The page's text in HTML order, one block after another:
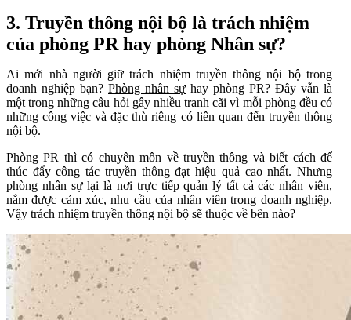
3. Truyền thông nội bộ là trách nhiệm
của phòng PR hay phòng Nhân sự?
Ai mới nhà người giữ trách nhiệm truyền thông nội bộ trong
doanh nghiệp bạn? Phòng nhân sự hay phòng PR? Đây vẫn là
một trong những câu hỏi gây nhiều tranh cãi vì mỗi phòng đều có
những công việc và đặc thù riêng có liên quan đến truyền thông
nội bộ.
Phòng PR thì có chuyên môn về truyền thông và biết cách để
thúc đẩy công tác truyền thông đạt hiệu quả cao nhất. Nhưng
phòng nhân sự lại là nơi trực tiếp quản lý tất cả các nhân viên,
nắm được cảm xúc, nhu cầu của nhân viên trong doanh nghiệp.
Vậy trách nhiệm truyền thông nội bộ sẽ thuộc về bên nào?